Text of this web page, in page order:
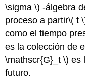
\sigma \) -álgebra
proceso a partir\( t
como el tiempo
es la colección de
\mathscr{G}_t \) es
futuro.